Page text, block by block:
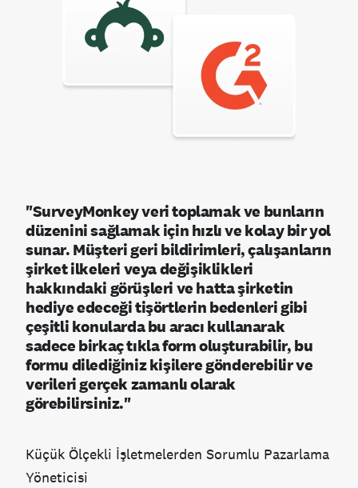
"SurveyMonkey veri toplamak ve bunların
düzenini sağlamak için hızlı ve kolay bir yol
sunar. Müşteri geri bildirimleri, çalışanların
şirket ilkeleri veya değişiklikleri
hakkındaki görüşleri ve hatta şirketin
hediye edeceği tişörtlerin bedenleri gibi
çeşitli konularda bu aracı kullanarak
sadece birkaç tıkla form oluşturabilir, bu
formu dilediğiniz kişilere gönderebilir ve
verileri gerçek zamanlı olarak
görebilirsiniz."
Küçük Ölçekli İşletmelerden Sorumlu Pazarlama
Yöneticisi